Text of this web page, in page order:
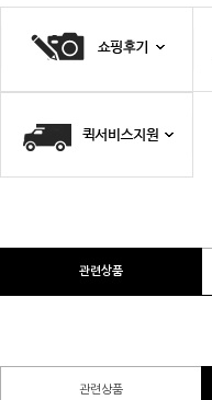
관련상품
관련상품